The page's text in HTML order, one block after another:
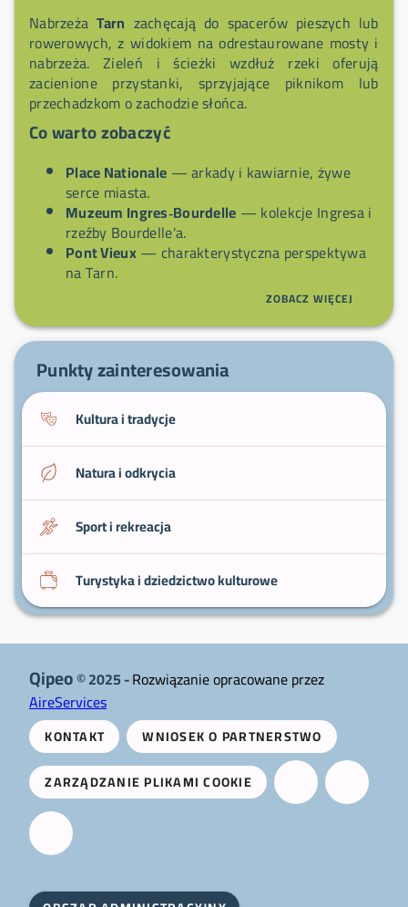
Nabrzeża Tarn zachęcają do spacerów pieszych lub
rowerowych, z widokiem na odrestaurowane mosty i
nabrzeża. Zieleń i ścieżki wzdłuż rzeki oferują
zacienione przystanki, sprzyjające piknikom lub
przechadzkom o zachodzie słońca.
Co warto zobaczyć
Place Nationale — arkady i kawiarnie, żywe
serce miasta.
Muzeum Ingres‑Bourdelle — kolekcje Ingresa i
rzeźby Bourdelle'a.
Pont Vieux— charakterystyczna perspektywa
na Tarn.
Katedra Najświętszej Maryi Panny
— ważne miejsce religijne w
centrum.
z południowego zachodu i lokalna atmosfera.
ZOBACZ WIĘCEJ
Punkty zainteresowania
Kultura i tradycje
Natura i odkrycia
Sport i rekreacja
Turystyka i dziedzictwo kulturowe
Qipeo© 2025 -Rozwiązanie opracowane przez
AireServices
KONTAKT
WNIOSEK O PARTNERSTWO
ZARZĄDZANIE PLIKAMI COOKIE